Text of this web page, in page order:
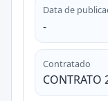
Data de
-
Contratado
CONTRATO